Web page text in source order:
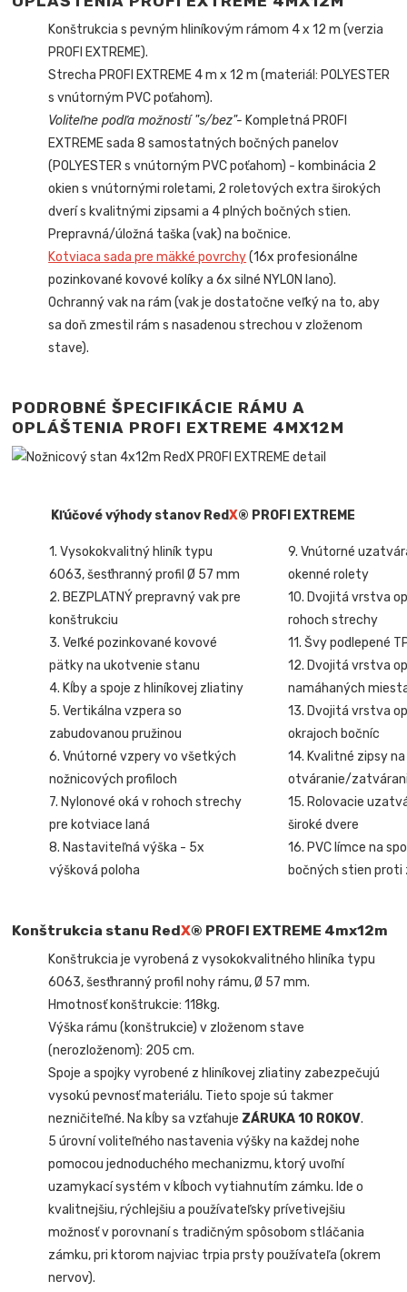
Konštrukcia s pevným hliníkovým rámom 4 x 12 m (verzia
PROFI EXTREME).
Strecha PROFI EXTREME 4 m x 12 m (materiál: POLYESTER
s vnútorným PVC poťahom).
Voliteľne podľa možností "s/bez"- Kompletná PROFI
EXTREME sada 8 samostatných bočných panelov
(POLYESTER s vnútorným PVC poťahom) - kombinácia 2
okien s vnútornými roletami, 2 roletových extra širokých
dverí s kvalitnými zipsami a 4 plných bočných stien.
Prepravná/úložná taška (vak) na bočnice.
Kotviaca sada pre mäkké povrchy(16x profesionálne
pozinkované kovové kolíky a 6x silné NYLON lano).
Ochranný vak na rám (vak je dostatočne veľký na to, aby
sa doň zmestil rám s nasadenou strechou v zloženom
stave).
PODROBNÉ ŠPECIFIKÁCIE RÁMU A
OPLÁŠTENIA PROFI EXTREME 4MX12M
Kľúčové výhody stanov RedX® PROFI EXTREME
1. Vysokokvalitný hliník typu
6063, šesťhranný profil Ø 57 mm
2. BEZPLATNÝ prepravný vak pre
konštrukciu
3. Veľké pozinkované kovové
pätky na ukotvenie stanu
4. Kĺby a spoje z hliníkovej zliatiny
5. Vertikálna vzpera so
zabudovanou pružinou
6. Vnútorné vzpery vo všetkých
nožnicových profiloch
7. Nylonové oká v rohoch strechy
pre kotviace laná
8. Nastaviteľná výška - 5x
výšková poloha
9. Vnútorné
okenné rolety
10. Dvojitá vrstva
rohoch strechy
11. Švy podlepené
12. Dvojitá vrstva
namáhaných
13. Dvojitá vrstva
okrajoch bočníc
14. Kvalitné zipsy na
otváranie/
15. Rolovacie
široké dvere
16. PVC límce na
bočných stien proti
Konštrukcia stanu RedX® PROFI EXTREME 4mx12m
Konštrukcia je vyrobená z vysokokvalitného hliníka typu
6063, šesťhranný profil nohy rámu, Ø 57 mm.
Hmotnosť konštrukcie: 118kg.
Výška rámu (konštrukcie) v zloženom stave
(nerozloženom): 205 cm.
Spoje a spojky vyrobené z hliníkovej zliatiny zabezpečujú
vysokú pevnosť materiálu. Tieto spoje sú takmer
nezničiteľné. Na kĺby sa vzťahuje ZÁRUKA 10 ROKOV.
5 úrovní voliteľného nastavenia výšky na každej nohe
pomocou jednoduchého mechanizmu, ktorý uvoľní
uzamykací systém v kĺboch vytiahnutím zámku. Ide o
kvalitnejšiu, rýchlejšiu a používateľsky prívetivejšiu
možnosť v porovnaní s tradičným spôsobom stláčania
zámku, pri ktorom najviac trpia prsty používateľa (okrem
nervov).